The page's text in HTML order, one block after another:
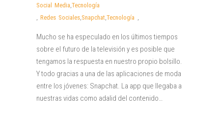
Social Media,Tecnología
, Redes Sociales,Snapchat,Tecnología ,
Mucho se ha especulado en los últimos tiempos
sobre el futuro de la televisión y es posible que
tengamos la respuesta en nuestro propio bolsillo.
Y todo gracias a una de las aplicaciones de moda
entre los jóvenes: Snapchat. La app que llegaba a
nuestras vidas como adalid del contenido…